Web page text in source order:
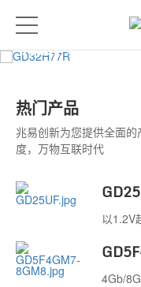
GD32H77R
机器人专用芯
了解更多
热门产品
兆易创新为您提供全面
度，万物互联时代
以1.2V
4Gb/